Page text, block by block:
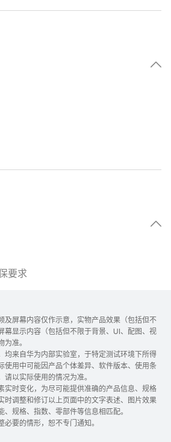
要求
及屏幕内容仅作示意，实物产品效果（包括但不
幕显示内容（包括但不限于背景、UI、配图、视
准。
均来自华为内部实验室，于特定测试环境下所得
使用中可能因产品个体差异、软件版本、使用条
以实际使用的情况为准。
实时变化，为尽可能提供准确的产品信息、规格
时调整和修订以上页面中的文字表述、图片效果
规格、指数、零部件等信息相匹配。
要的情形，恕不专门通知。